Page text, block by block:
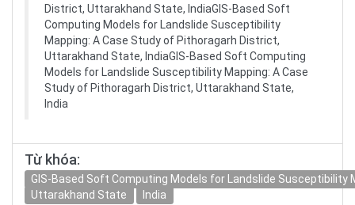
District, Uttarakhand State, IndiaGIS-Based Soft
Computing Models for Landslide Susceptibility
Mapping: A Case Study of Pithoragarh District,
Uttarakhand State, IndiaGIS-Based Soft Computing
Models for Landslide Susceptibility Mapping: A Case
Study of Pithoragarh District, Uttarakhand State,
India
Từ khóa:
GIS-Based Soft Computing Models for Landslide
Uttarakhand State
India